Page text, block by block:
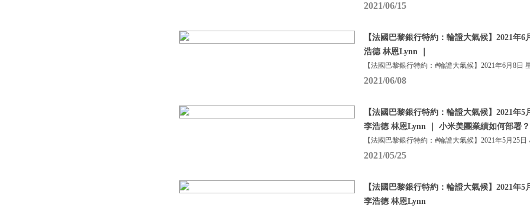
2021/06/15
【法國巴黎銀行特約：輪證大氣候】2021年
浩德 林恩Lynn ｜
【法國巴黎銀行特約：#輪證大氣候】2021年6月8日
2021/06/08
【法國巴黎銀行特約：輪證大氣候】2021年
李浩德 林恩Lynn ｜ 小米美團業績如何部署？
【法國巴黎銀行特約：#輪證大氣候】2021年5月25日
2021/05/25
【法國巴黎銀行特約：輪證大氣候】2021年
李浩德 林恩Lynn